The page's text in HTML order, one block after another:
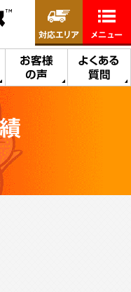
お客様
の声
よくある
質問
対応エリア メニュー